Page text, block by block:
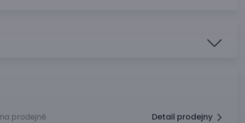
na prodejně Detail prodejny